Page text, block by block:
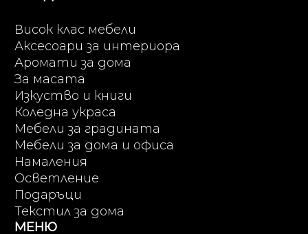
Висок клас мебели
Аксесоари за интериора
Аромати за дома
За масата
Изкуство и книги
Коледна украса
Мебели за градината
Мебели за дома и офиса
Намаления
Осветление
Подаръци
Текстил за дома
МЕНЮ